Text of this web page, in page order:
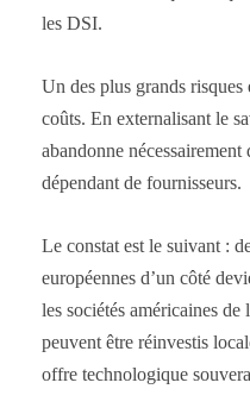
les DSI.
Un des plus grands risques
coûts. En externalisant le
abandonne
dépendant de fournisseurs.
Le constat est le suivant :
européennes d’un côté
les sociétés américaines
peuvent être réinvestis
offre technologique